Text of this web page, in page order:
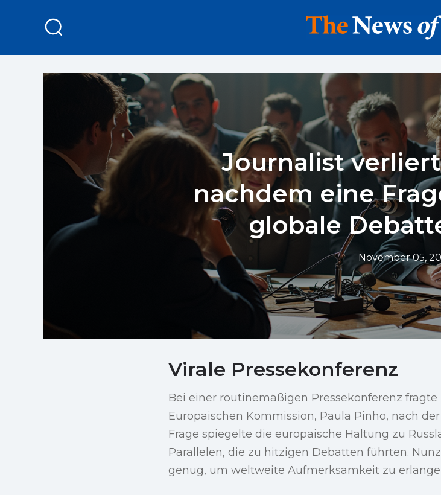
Journalist
nachdem eine
globale
November 05,
Virale Pressekonferenz
Bei einer routinemäßigen Pressekonferenz
Europäischen Kommission, Paula Pinho, nach
Frage spiegelte die europäische Haltung zu
Parallelen, die zu hitzigen Debatten führten.
genug, um weltweite Aufmerksamkeit zu